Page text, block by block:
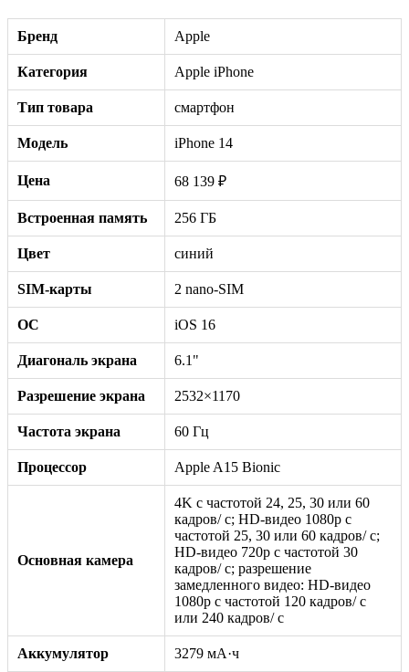
Бренд Apple
Категория Apple iPhone
Тип товара смартфон
Модель iPhone 14
Цена 68 139 ₽
Встроенная память 256 ГБ
Цвет синий
SIM-карты 2 nano-SIM
ОС iOS 16
Диагональ экрана 6.1"
Разрешение экрана 2532×1170
Частота экрана 60 Гц
Процессор Apple A15 Bionic
Основная камера
4K с частотой 24, 25, 30 или 60
кадров/ с; HD-видео 1080p с
частотой 25, 30 или 60 кадров/ с;
HD-видео 720p с частотой 30
кадров/ с; разрешение
замедленного видео: HD-видео
1080р c частотой 120 кадров/ с
или 240 кадров/ с
Аккумулятор 3279 мА·ч